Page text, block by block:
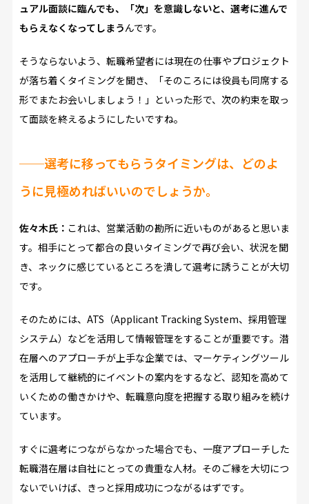
ュアル面談に臨んでも、「次」を意識しないと、選考に進んで
もらえなくなってしまうんです。
そうならないよう、転職希望者には現在の仕事やプロジェクト
が落ち着くタイミングを聞き、「そのころには役員も同席する
形でまたお会いしましょう！」といった形で、次の約束を取っ
て面談を終えるようにしたいですね。
──選考に移ってもらうタイミングは、どのよ
うに見極めればいいのでしょうか。
佐々木氏： これは、営業活動の勘所に近いものがあると思いま
す。相手にとって都合の良いタイミングで再び会い、状況を聞
き、ネックに感じているところを潰して選考に誘うことが大切
です。
そのためには、ATS（Applicant Tracking System、採用管理
システム）などを活用して情報管理をすることが重要です。潜
在層へのアプローチが上手な企業では、マーケティングツール
を活用して継続的にイベントの案内をするなど、認知を高めて
いくための働きかけや、転職意向度を把握する取り組みを続け
ています。
すぐに選考につながらなかった場合でも、一度アプローチした
転職潜在層は自社にとっての貴重な人材。そのご縁を大切につ
ないでいけば、きっと採用成功につながるはずです。